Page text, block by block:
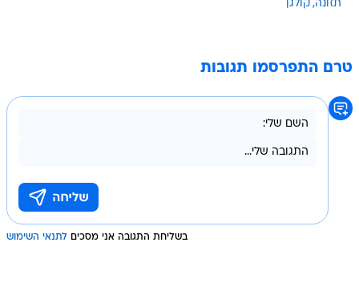
תזונה קולגן
טרם התפרסמו תגובות
בשליחת התגובה אני מסכים לתנאי השימוש